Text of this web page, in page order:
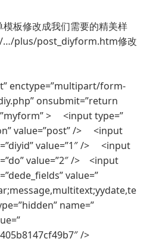
板修改成我们需要的精美样
…/plus/post_diyform.htm修改
enctype=”multipart/form-
onsubmit=”return
> <input type=”
value=”post” /> <input
value=”1″ /> <input
value=”2″ /> <input
value=”
name=”
/>